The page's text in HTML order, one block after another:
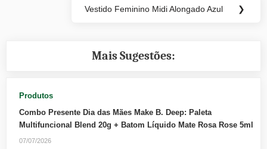
Next
Vestido Feminino Midi Alongado Azul ❯
Mais Sugestões:
Produtos
Combo Presente Dia das Mães Make B. Deep: Paleta
Multifuncional Blend 20g + Batom Líquido Mate Rosa Rose 5ml
07/07/2026